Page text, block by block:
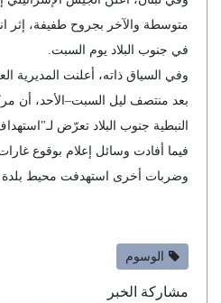
متوسطة والآخر بجروح طفيفة، إثر
في جنوب البلاد يوم السبت.
وفي السياق ذاته، أعلنت المديرية
بعد منتصف ليل السبت–الأحد، أن
النبطية جنوب البلاد تعرّض
فيما أفادت وسائل إعلام بوقوع
وضربات أخرى استهدفت محيط
الوسوم
مشاركة الخبر